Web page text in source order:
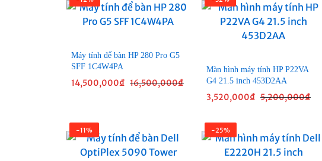
Máy tính để bàn HP 280 Pro G5
SFF 1C4W4PA
14,500,000₫ 16,500,000₫
Màn hình máy tính HP P22VA
G4 21.5 inch 453D2AA
3,520,000₫ 5,200,000₫
-11% -25%